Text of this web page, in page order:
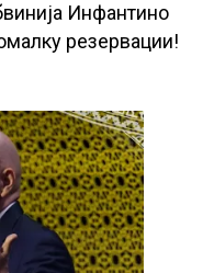
Инфантино
резервации!